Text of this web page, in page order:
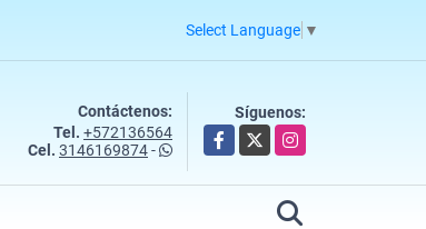
Select Language ▼
Contáctenos:
Tel. +572136564
Cel. 3146169874-
Síguenos:
Facebook
X Instagram